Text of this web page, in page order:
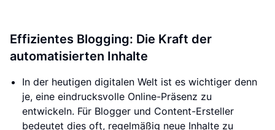
Effizientes Blogging: Die Kraft der
automatisierten Inhalte
In der heutigen digitalen Welt ist es wichtiger denn
je, eine eindrucksvolle Online-Präsenz zu
entwickeln. Für Blogger und Content-Ersteller
bedeutet dies oft, regelmäßig neue Inhalte zu